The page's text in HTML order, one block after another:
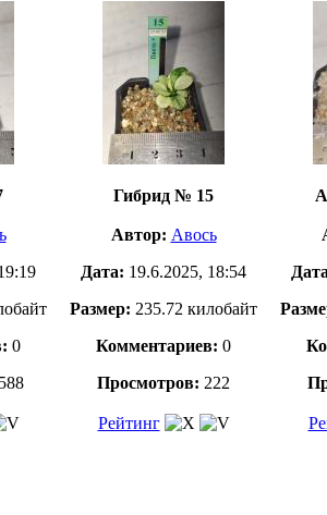
0
Гибрид № 15
Автор: Авось
Дата: 19.6.2025, 18:54
Размер: 235.72 килобайт
Комментариев: 0
Просмотров: 222
Рейтинг